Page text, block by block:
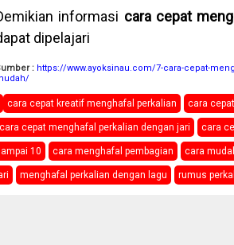
informasi cara cepat
dipelajari
: https://www.ayoksinau.com/7-cara-cepat-
cara cepat kreatif menghafal perkalian cara
cara cepat menghafal perkalian dengan jari cara
10 cara menghafal pembagian cara
menghafal perkalian dengan lagu rumus